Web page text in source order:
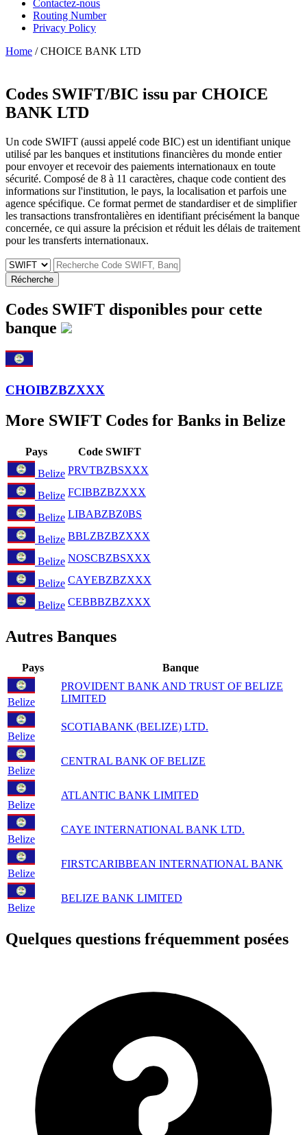
Contactez-nous
Routing Number
Privacy Policy
Home / CHOICE BANK LTD
Codes SWIFT/BIC issu par CHOICE
BANK LTD
Un code SWIFT (aussi appelé code BIC) est un identifiant unique
utilisé par les banques et institutions financières du monde entier
pour envoyer et recevoir des paiements internationaux en toute
sécurité. Composé de 8 à 11 caractères, chaque code contient des
informations sur l'institution, le pays, la localisation et parfois une
agence spécifique. Ce format permet de standardiser et de simplifier
les transactions transfrontalières en identifiant précisément la banque
concernée, ce qui assure la précision et réduit les délais de traitement
pour les transferts internationaux.
Récherche
Codes SWIFT disponibles pour cette
banque
CHOIBZBZXXX
More SWIFT Codes for Banks in Belize
Pays
Code SWIFT
Belize PRVTBZBSXXX
Belize FCIBBZBZXXX
Belize LIBABZBZ0BS
Belize BBLZBZBZXXX
Belize NOSCBZBSXXX
Belize CAYEBZBZXXX
Belize CEBBBZBZXXX
Autres Banques
Pays Banque
Belize
PROVIDENT BANK AND TRUST OF BELIZE
LIMITED
Belize
SCOTIABANK (BELIZE) LTD.
Belize
CENTRAL BANK OF BELIZE
Belize
ATLANTIC BANK LIMITED
Belize
CAYE INTERNATIONAL BANK LTD.
Belize
FIRSTCARIBBEAN INTERNATIONAL BANK
Belize
BELIZE BANK LIMITED
Quelques questions fréquemment posées